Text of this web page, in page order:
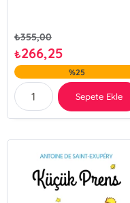
₺355,00
₺266,25
%25
Sepete Ekle